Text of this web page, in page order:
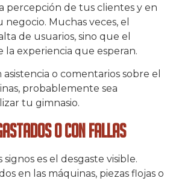
percepción de tus clientes y en
Muchas veces, el
de usuarios, sino que el
la experiencia que esperan.
o comentarios sobre el
probablemente sea
tu gimnasio.
o con fallas
es el desgaste visible.
en las máquinas, piezas flojas o